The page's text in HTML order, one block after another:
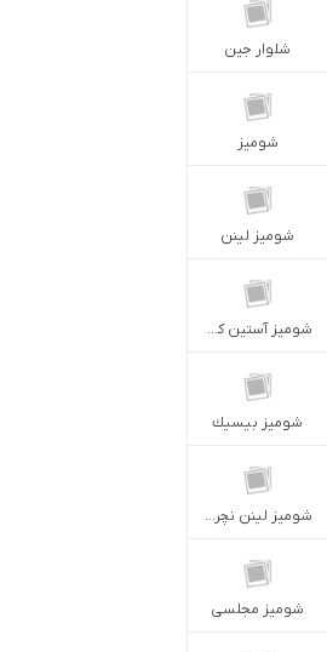
شلوار جين
شوميز
شوميز لينن
شوميز آستين كوتاه
شوميز بيسيك
شوميز لينن نچرال
شوميز مجلسى